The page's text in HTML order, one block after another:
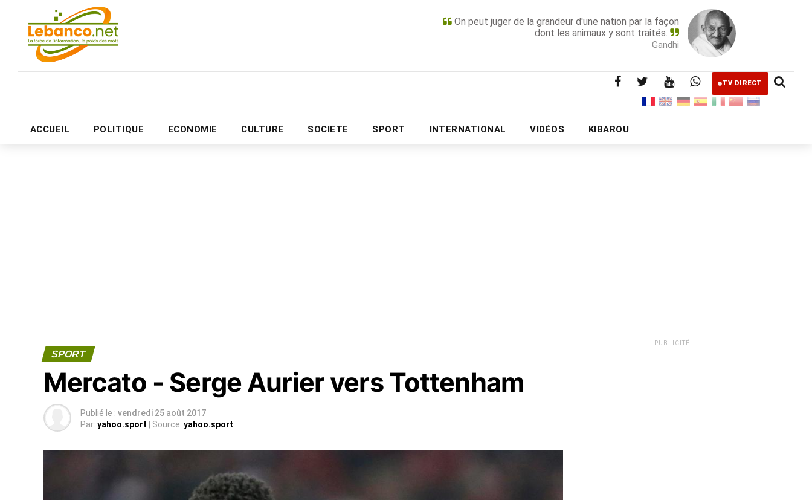
On peut juger de la grandeur d'une nation par la façon
dont les animaux y sont traités.
Gandhi
TV DIRECT
ACCUEIL POLITIQUE ECONOMIE CULTURE SOCIETE SPORT INTERNATIONAL VIDÉOS KIBAROU
PUBLICITÉ
SPORT
Mercato - Serge Aurier vers Tottenham
Publié le : vendredi 25 août 2017
Par: yahoo.sport | Source: yahoo.sport
PUBLICITÉ